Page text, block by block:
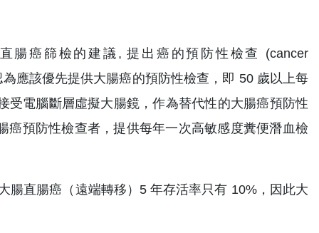
直腸癌篩檢的建議, 提出癌的預防性檢查 (cancer
應該優先提供大腸癌的預防性檢查，即 50 歲以上每
電腦斷層虛擬大腸鏡，作為替代性的大腸癌預防性
預防性檢查者，提供每年一次高敏感度糞便潛血檢
腸直腸癌（遠端轉移）5 年存活率只有 10%，因此大